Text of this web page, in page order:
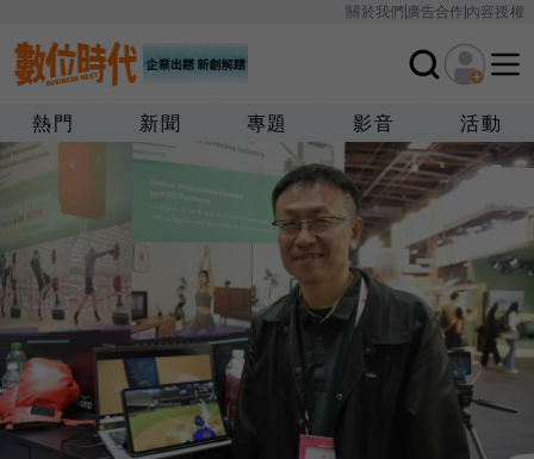
關於我們廣告合作內容授權
熱門 新聞 專題 影音 活動